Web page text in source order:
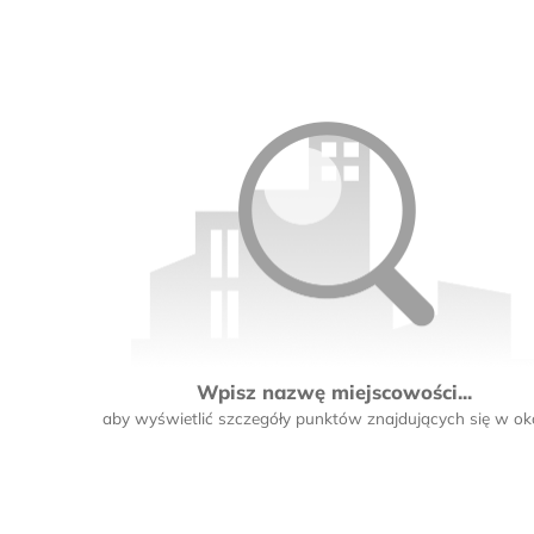
Wpisz nazwę miejscowości...
aby wyświetlić szczegóły punktów znajdujących się w